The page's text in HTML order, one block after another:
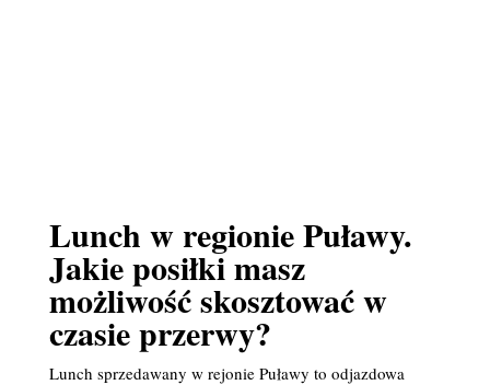
Lunch w regionie Puławy.
Jakie posiłki masz
możliwość skosztować w
czasie przerwy?
Lunch sprzedawany w rejonie Puławy to odjazdowa